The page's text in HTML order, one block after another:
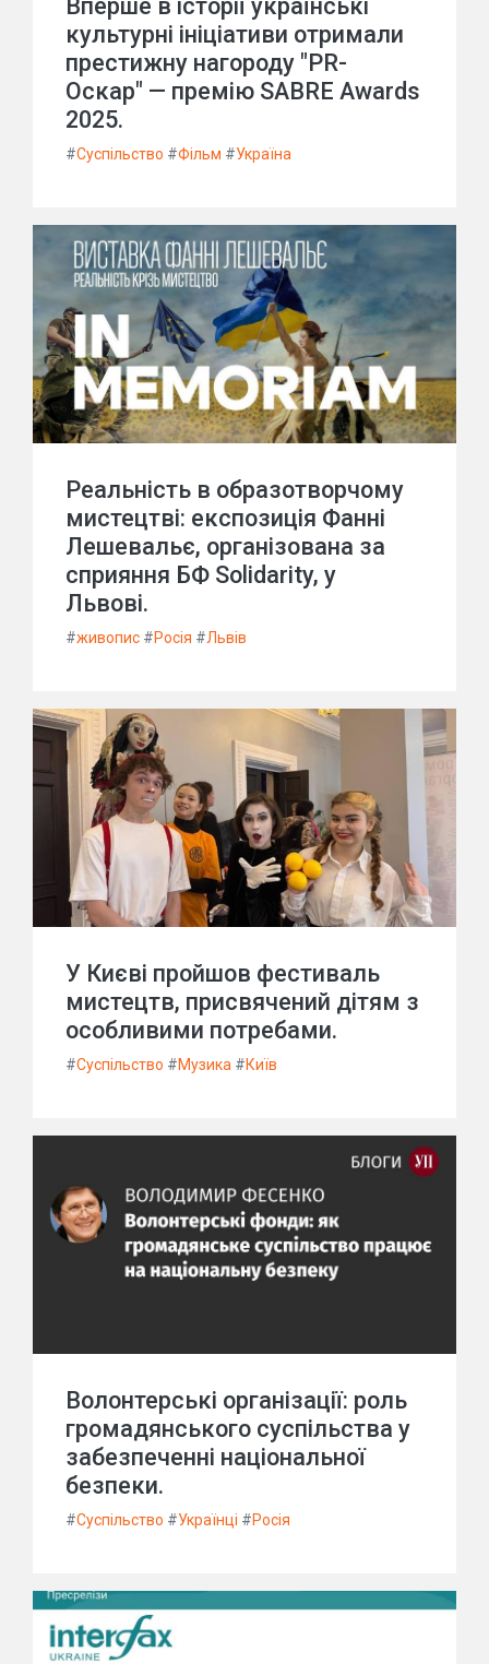
Вперше в історії українські
культурні ініціативи отримали
престижну нагороду "PR-
Оскар" — премію SABRE Awards
2025.
#Суспільство #Фільм #Україна
Реальність в образотворчому
мистецтві: експозиція Фанні
Лешевальє, організована за
сприяння БФ Solidarity, у
Львові.
#живопис #Росія #Львів
У Києві пройшов фестиваль
мистецтв, присвячений дітям з
особливими потребами.
#Суспільство #Музика #Київ
Волонтерські організації: роль
громадянського суспільства у
забезпеченні національної
безпеки.
#Суспільство #Українці #Росія